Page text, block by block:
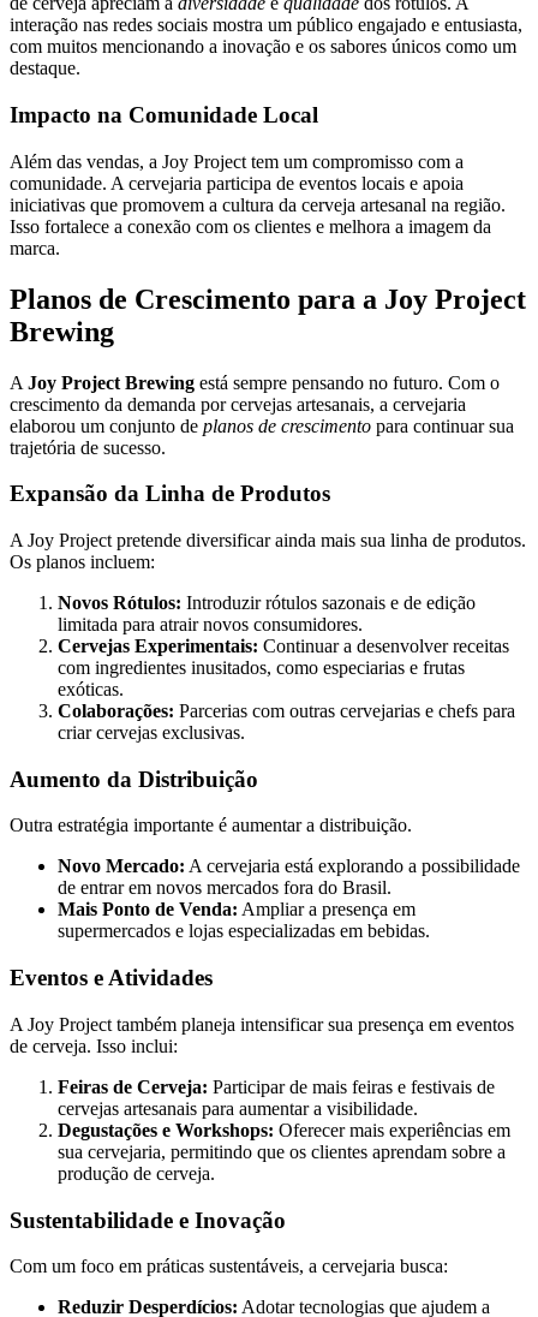
interação nas redes sociais mostra um público engajado e entusiasta,
com muitos mencionando a inovação e os sabores únicos como um
destaque.
Impacto na Comunidade Local
Além das vendas, a Joy Project tem um compromisso com a
comunidade. A cervejaria participa de eventos locais e apoia
iniciativas que promovem a cultura da cerveja artesanal na região.
Isso fortalece a conexão com os clientes e melhora a imagem da
marca.
Planos de Crescimento para a Joy Project
Brewing
A Joy Project Brewing está sempre pensando no futuro. Com o
crescimento da demanda por cervejas artesanais, a cervejaria
elaborou um conjunto de planos de crescimento para continuar sua
trajetória de sucesso.
Expansão da Linha de Produtos
A Joy Project pretende diversificar ainda mais sua linha de produtos.
Os planos incluem:
Novos Rótulos: Introduzir rótulos sazonais e de edição
limitada para atrair novos consumidores.
Cervejas Experimentais: Continuar a desenvolver receitas
com ingredientes inusitados, como especiarias e frutas
exóticas.
Colaborações: Parcerias com outras cervejarias e chefs para
criar cervejas exclusivas.
Aumento da Distribuição
Outra estratégia importante é aumentar a distribuição.
Novo Mercado: A cervejaria está explorando a possibilidade
de entrar em novos mercados fora do Brasil.
Mais Ponto de Venda: Ampliar a presença em
supermercados e lojas especializadas em bebidas.
Eventos e Atividades
A Joy Project também planeja intensificar sua presença em eventos
de cerveja. Isso inclui:
Feiras de Cerveja: Participar de mais feiras e festivais de
cervejas artesanais para aumentar a visibilidade.
Degustações e Workshops: Oferecer mais experiências em
sua cervejaria, permitindo que os clientes aprendam sobre a
produção de cerveja.
Sustentabilidade e Inovação
Com um foco em práticas sustentáveis, a cervejaria busca:
Reduzir Desperdícios: Adotar tecnologias que ajudem a